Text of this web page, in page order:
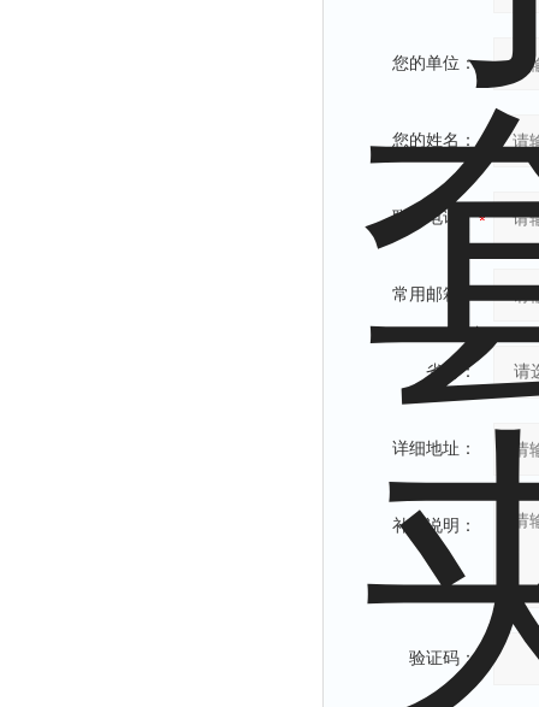
您的单位：
您的姓名：
联系电话：
常用邮箱：
省份：
详细地址：
补充说明：
验证码：